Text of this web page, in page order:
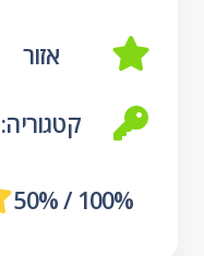
אזור
קטגוריה:
100% / 50%